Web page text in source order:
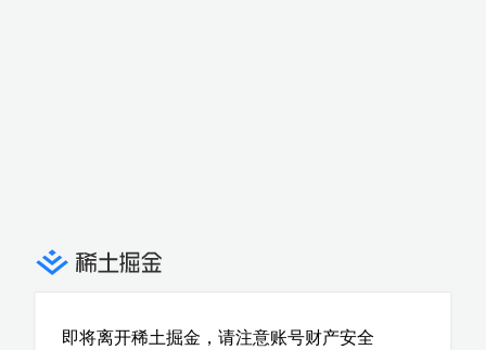
即将离开稀土掘金，请注意账号财产安全